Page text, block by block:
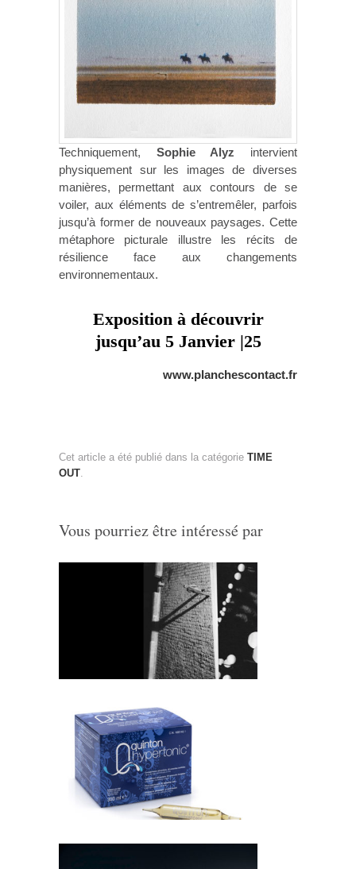
Techniquement, Sophie Alyz intervient
physiquement sur les images de diverses
manières, permettant aux contours de se
voiler, aux éléments de s’entremêler, parfois
jusqu’à former de nouveaux paysages. Cette
métaphore picturale illustre les récits de
résilience face aux changements
environnementaux.
Exposition à découvrir
jusqu’au 5 Janvier |25
www.planchescontact.fr
Cet article a été publié dans la catégorie TIME
OUT
Vous pourriez être intéressé par